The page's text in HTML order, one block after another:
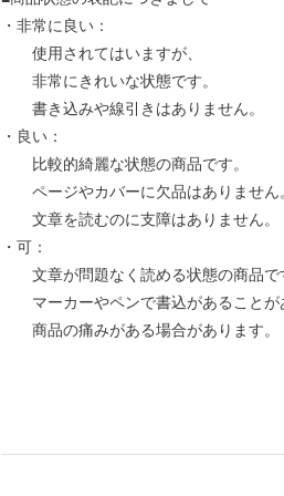
・非常に良い：
使用されてはいますが、
非常にきれいな状態です。
書き込みや線引きはありません。
・良い：
比較的綺麗な状態の商品です。
ページやカバーに欠品はありません
文章を読むのに支障はありません。
・可：
文章が問題なく読める状態の商品で
マーカーやペンで書込があることが
商品の痛みがある場合があります。